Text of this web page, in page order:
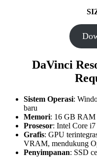
DaVinci
Sistem Operasi:
baru
Memori: 16 GB RAM
Prosesor: Intel Core
Grafis: GPU
VRAM, mendukung
Penyimpanan: SSD